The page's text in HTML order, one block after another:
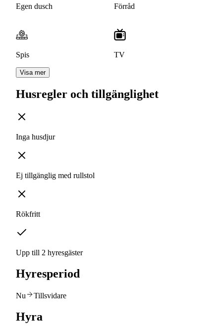
Egen dusch Förråd
Spis TV
Visa mer
Husregler och tillgänglighet
Inga husdjur
Ej tillgänglig med rullstol
Rökfritt
Upp till 2 hyresgäster
Hyresperiod
Nu Tillsvidare
Hyra